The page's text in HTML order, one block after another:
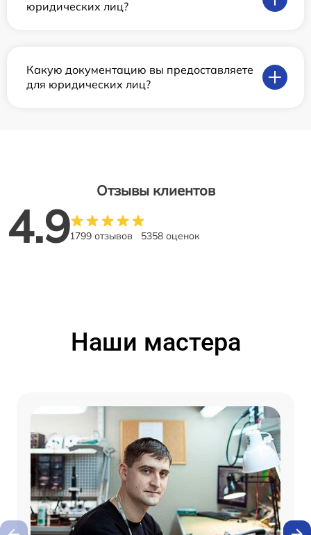
юридических лиц?
Какую документацию вы предоставляете
для юридических лиц?
Отзывы клиентов
4.91799 отзывов 5358 оценок
Наши мастера